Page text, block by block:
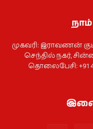
நாம்
முகவரி: இராவணன்
செந்தில் நகர்,
தொலைபேசி: +91